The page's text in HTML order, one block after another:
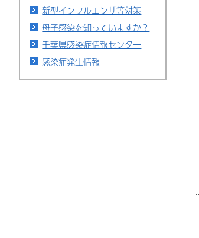
新型インフルエンザ等対策
母子感染を知っていますか？
千葉県感染症情報センター
感染症発生情報